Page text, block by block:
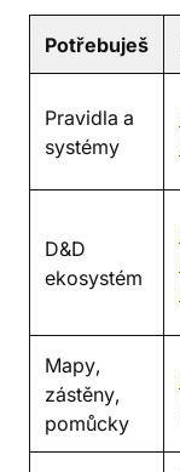
Potřebuješ
Pravidla a
systémy
D&D
ekosystém
Mapy,
zástěny,
pomůcky